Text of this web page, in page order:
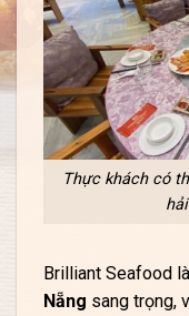
Thực khách có
Brilliant Seafood là
Nẵng sang trọng,